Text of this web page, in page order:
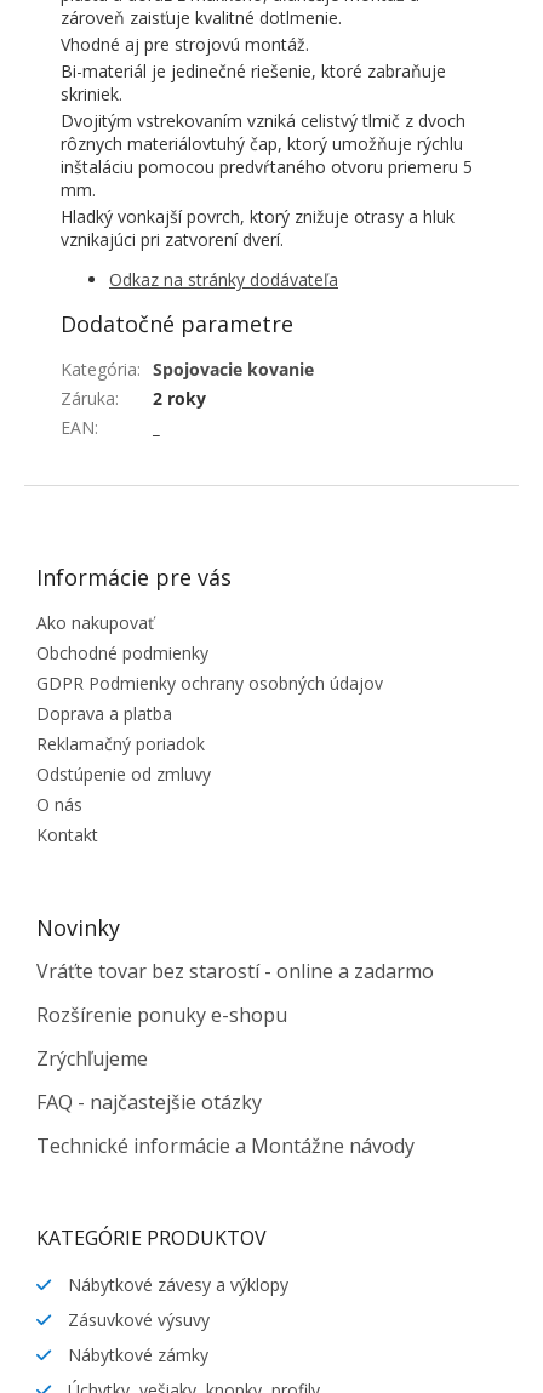
zároveň zaisťuje kvalitné dotlmenie.
Vhodné aj pre strojovú montáž.
Bi-materiál je jedinečné riešenie, ktoré zabraňuje
skriniek.
Dvojitým vstrekovaním vzniká celistvý tlmič z dvoch
rôznych materiálovtuhý čap, ktorý umožňuje rýchlu
inštaláciu pomocou predvŕtaného otvoru priemeru 5
mm.
Hladký vonkajší povrch, ktorý znižuje otrasy a hluk
vznikajúci pri zatvorení dverí.
Odkaz na stránky dodávateľa
Dodatočné parametre
Kategória: Spojovacie kovanie
Záruka:
2 roky
EAN:
ZÁPÄTIE
Informácie pre vás
Ako nakupovať
Obchodné podmienky
GDPR Podmienky ochrany osobných údajov
Doprava a platba
Reklamačný poriadok
Odstúpenie od zmluvy
O nás
Kontakt
Novinky
Vráťte tovar bez starostí - online a zadarmo
Rozšírenie ponuky e-shopu
Zrýchľujeme
FAQ - najčastejšie otázky
Technické informácie a Montážne návody
KATEGÓRIE PRODUKTOV
Nábytkové závesy a výklopy
Zásuvkové výsuvy
Nábytkové zámky